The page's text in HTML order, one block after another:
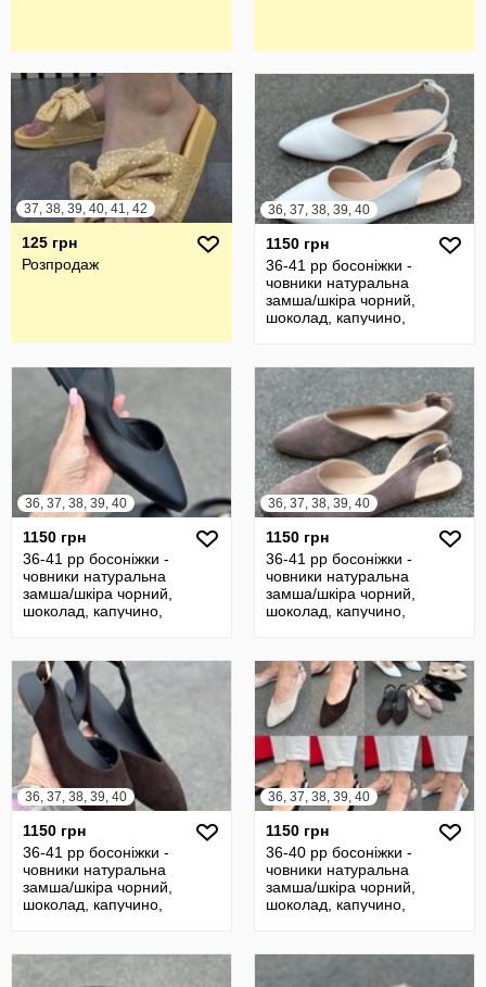
37, 38, 39, 40, 41, 42
125 грн
Розпродаж
36, 37, 38, 39, 40
1150 грн
36-41 рр босоніжки -
човники натуральна
замша/шкіра чорний,
шоколад, капучино,
36, 37, 38, 39, 40
1150 грн
36-41 рр босоніжки -
човники натуральна
замша/шкіра чорний,
шоколад, капучино,
36, 37, 38, 39, 40
1150 грн
36-41 рр босоніжки -
човники натуральна
замша/шкіра чорний,
шоколад, капучино,
36, 37, 38, 39, 40
1150 грн
36-41 рр босоніжки -
човники натуральна
замша/шкіра чорний,
шоколад, капучино,
36, 37, 38, 39, 40
1150 грн
36-40 рр босоніжки -
човники натуральна
замша/шкіра чорний,
шоколад, капучино,